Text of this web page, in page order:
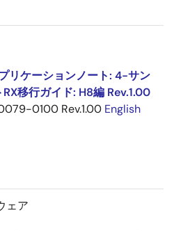
リケーションノート: 4-サン
移行ガイド: H8編 Rev.1.00
0100 Rev.1.00 English
ェア